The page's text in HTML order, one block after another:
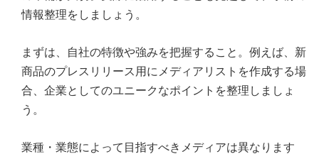
情報整理をしましょう。
まずは、自社の特徴や強みを把握すること。例えば、新
商品のプレスリリース用にメディアリストを作成する場
合、企業としてのユニークなポイントを整理しましょ
う。
業種・業態によって目指すべきメディアは異なります